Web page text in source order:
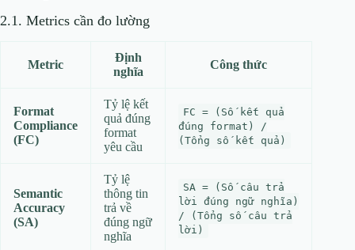
2.1. Metrics cần đo lường
Metric
Định
nghĩa
Công thức
Format
Compliance
(FC)
Tỷ lệ kết
quả đúng
format
yêu cầu
FC = (Số kết quả
đúng format) /
(Tổng số kết quả)
Semantic
Accuracy
(SA)
Tỷ lệ
thông tin
trả về
đúng ngữ
nghĩa
SA = (Số câu trả
lời đúng ngữ nghĩa)
/ (Tổng số câu trả
lời)